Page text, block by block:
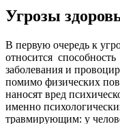
Угрозы
В первую очередь к
относится
заболевания и
помимо физических
наносят вред
именно
травмирующим: у